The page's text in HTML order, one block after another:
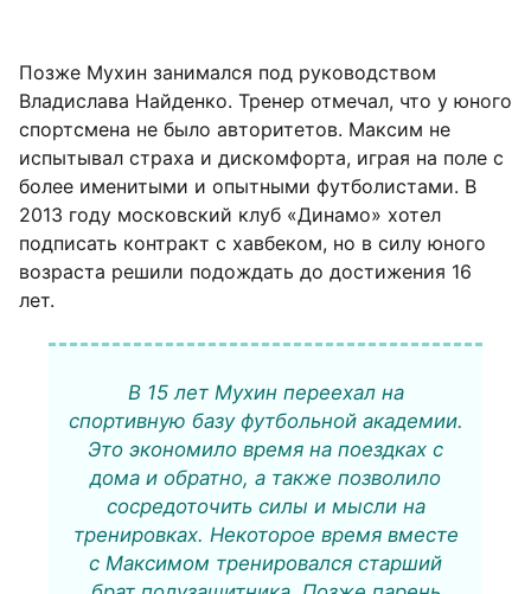
Позже Мухин занимался под руководством
Владислава Найденко. Тренер отмечал, что у юного
спортсмена не было авторитетов. Максим не
испытывал страха и дискомфорта, играя на поле с
более именитыми и опытными футболистами. В
2013 году московский клуб «Динамо» хотел
подписать контракт с хавбеком, но в силу юного
возраста решили подождать до достижения 16
лет.
В 15 лет Мухин переехал на
спортивную базу футбольной академии.
Это экономило время на поездках с
дома и обратно, а также позволило
сосредоточить силы и мысли на
тренировках. Некоторое время вместе
с Максимом тренировался старший